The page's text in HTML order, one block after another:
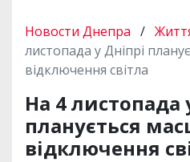
Новости Днепра /
листопада у Дніпрі
відключення світла
На 4 листопада
планується
відключення